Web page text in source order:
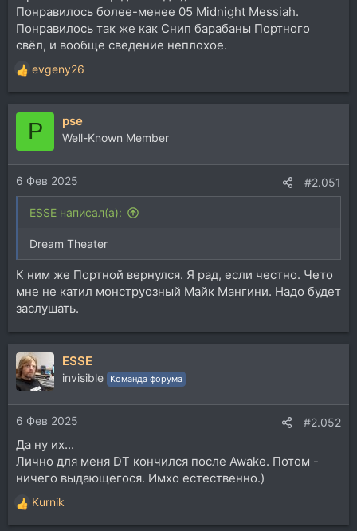
Понравилось более-менее 05 Midnight Messiah.
Понравилось так же как Снип барабаны Портного
свёл, и вообще сведение неплохое.
Р
е
а
и
и
:
evgeny26
P pse
Well-Known Member
6 Фев 2025 #2.051
ESSE написал(а):
Dream Theater
К ним же Портной вернулся. Я рад, если честно. Чето
мне не катил монструозный Майк Мангини. Надо будет
заслушать.
ESSE
invisible Команда форума
6 Фев 2025 #2.052
Да ну их...
Лично для меня DT кончился после Awake. Потом -
ничего выдающегося. Имхо естественно.)
Р
е
Kurnik